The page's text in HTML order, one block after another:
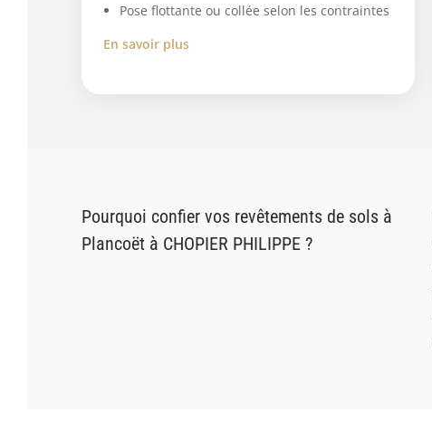
Pose flottante ou collée selon les contraintes
En savoir plus
Pourquoi confier vos revêtements de sols à
Plancoët à CHOPIER PHILIPPE ?